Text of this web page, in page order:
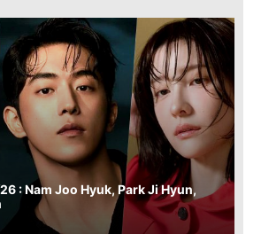
: Nam Joo Hyuk, Park Ji Hyun,